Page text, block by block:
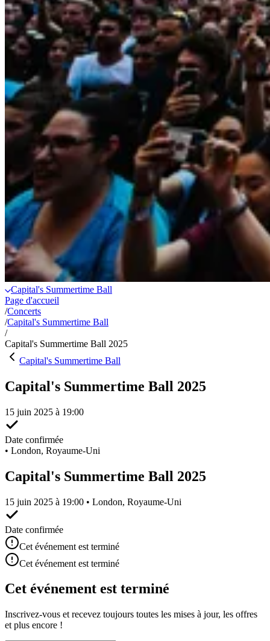
Capital's Summertime Ball
Page d'accueil
/Concerts
/Capital's Summertime Ball
/
Capital's Summertime Ball 2025
Capital's Summertime Ball
Capital's Summertime Ball 2025
15 juin 2025 à 19:00
Date confirmée
• London, Royaume-Uni
Capital's Summertime Ball 2025
15 juin 2025 à 19:00 • London, Royaume-Uni
Date confirmée
Cet événement est terminé
Cet événement est terminé
Cet événement est terminé
Inscrivez-vous et recevez toujours toutes les mises à jour, les offres
et plus encore !